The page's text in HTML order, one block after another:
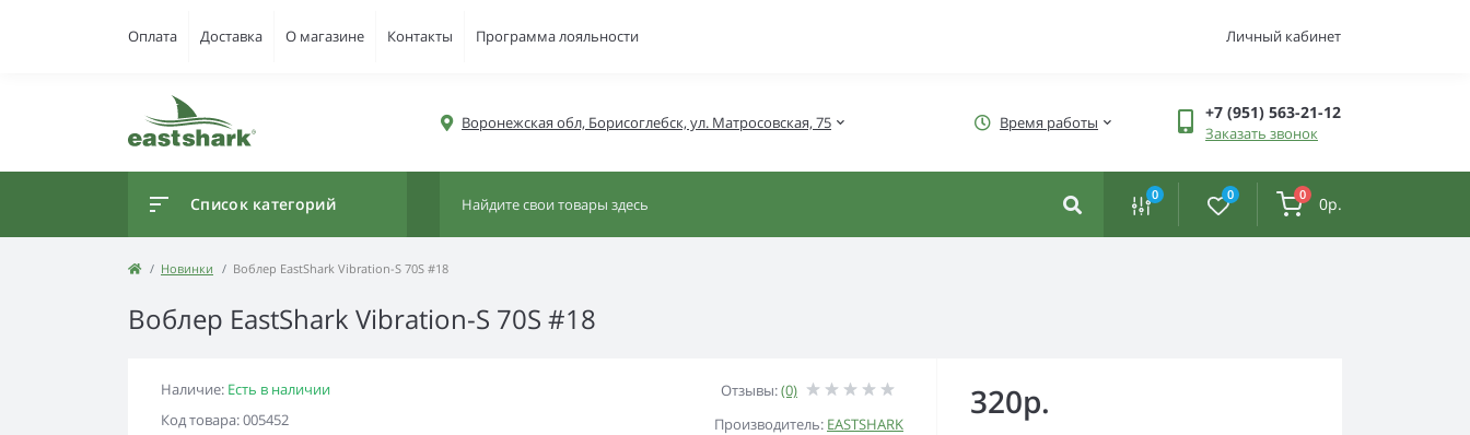
Оплата Доставка О магазине Контакты Программа лояльности Личный кабинет
Воронежская обл, Борисоглебск, ул. Матросовская, 75 Время работы +7 (951) 563-21-12
Заказать звонок
Список категорий 0 0 0 0р.
Новинки Воблер EastShark Vibration-S 70S #18
Воблер EastShark Vibration-S 70S #18
Наличие: Есть в наличии
Код товара: 005452
Отзывы:(0)
Производитель: EASTSHARK
320р.